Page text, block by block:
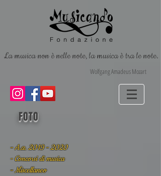
La musica non è nelle note, la musica è tra le note.
Wolfgang Amadeus Mozart
FOTO
- A.a. 2019 - 2020
- Concorsi di musica
- Miscellaneo